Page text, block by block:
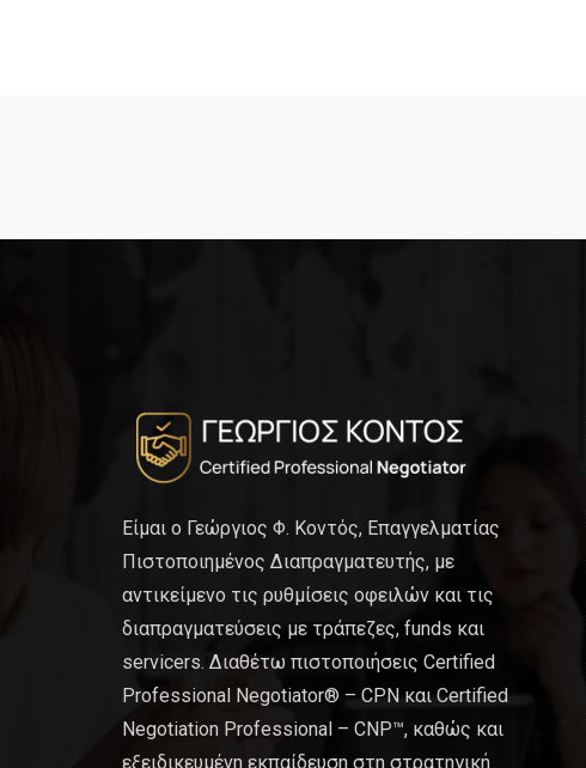
Είμαι ο Γεώργιος Φ. Κοντός, Επαγγελματίας
Πιστοποιημένος Διαπραγματευτής, με
αντικείμενο τις ρυθμίσεις οφειλών και τις
διαπραγματεύσεις με τράπεζες, funds και
servicers. Διαθέτω πιστοποιήσεις Certified
Professional Negotiator® – CPN και Certified
Negotiation Professional – CNP™, καθώς και
εξειδικευμένη εκπαίδευση στη στρατηγική